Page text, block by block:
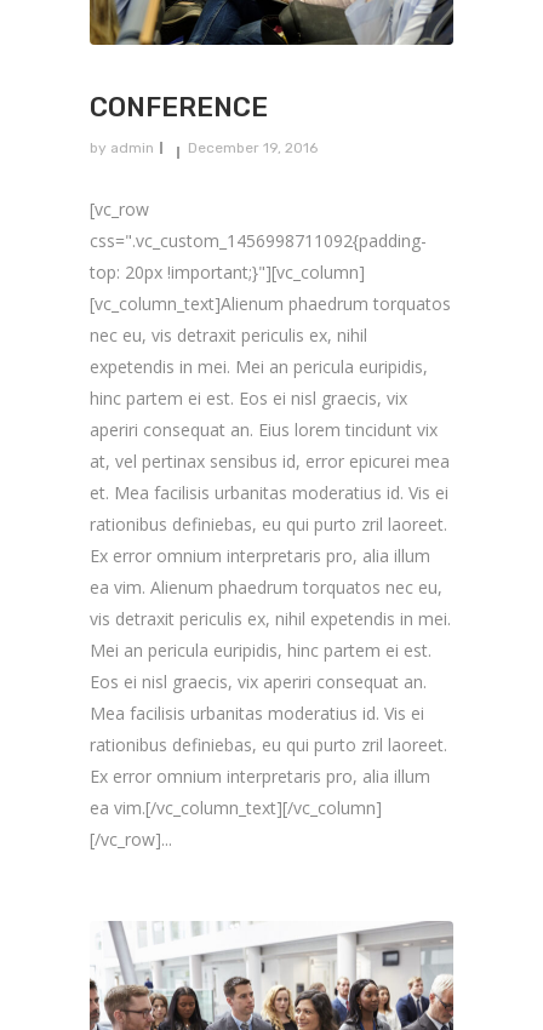
CONFERENCE
by admin December 19, 2016
[vc_row
css=".vc_custom_1456998711092{padding-
top: 20px !important;}"][vc_column]
[vc_column_text]Alienum phaedrum torquatos
nec eu, vis detraxit periculis ex, nihil
expetendis in mei. Mei an pericula euripidis,
hinc partem ei est. Eos ei nisl graecis, vix
aperiri consequat an. Eius lorem tincidunt vix
at, vel pertinax sensibus id, error epicurei mea
et. Mea facilisis urbanitas moderatius id. Vis ei
rationibus definiebas, eu qui purto zril laoreet.
Ex error omnium interpretaris pro, alia illum
ea vim. Alienum phaedrum torquatos nec eu,
vis detraxit periculis ex, nihil expetendis in mei.
Mei an pericula euripidis, hinc partem ei est.
Eos ei nisl graecis, vix aperiri consequat an.
Mea facilisis urbanitas moderatius id. Vis ei
rationibus definiebas, eu qui purto zril laoreet.
Ex error omnium interpretaris pro, alia illum
ea vim.[/vc_column_text][/vc_column]
[/vc_row]...